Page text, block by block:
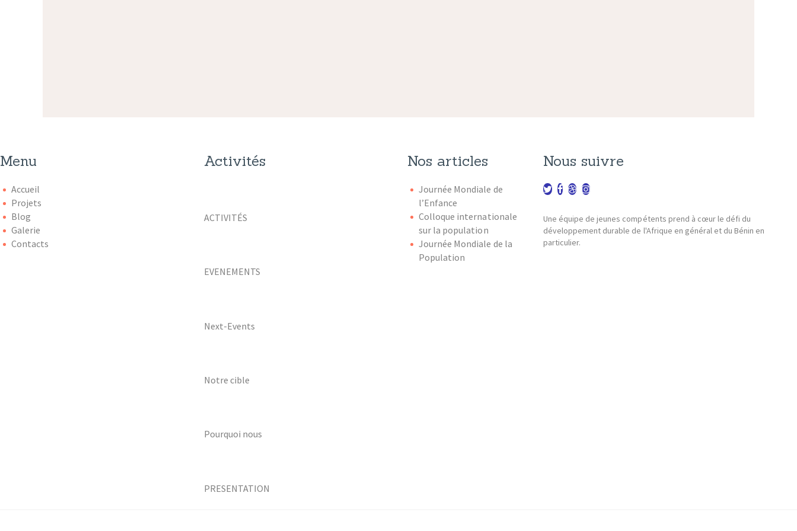
Menu
Accueil
Projets
Blog
Galerie
Contacts
Activités
ACTIVITÉS
EVENEMENTS
Next-Events
Notre cible
Pourquoi nous
PRESENTATION
Nos articles
Journée Mondiale de
l’Enfance
Colloque internationale
sur la population
Journée Mondiale de la
Population
Nous suivre
Une équipe de jeunes compétents prend à cœur le défi du
développement durable de l'Afrique en général et du Bénin en
particulier.